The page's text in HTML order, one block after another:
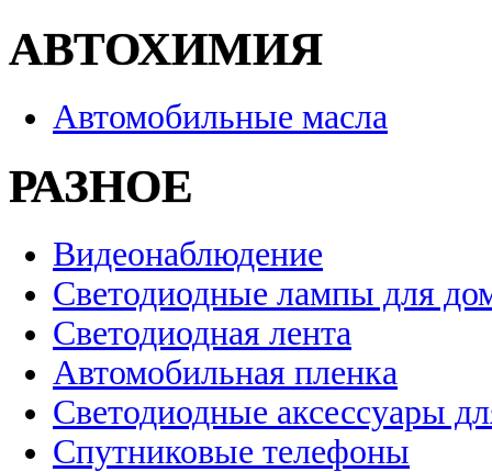
АВТОХИМИЯ
Автомобильные масла
РАЗНОЕ
Видеонаблюдение
Светодиодные лампы для
Светодиодная лента
Автомобильная пленка
Светодиодные аксессуары
Спутниковые телефоны